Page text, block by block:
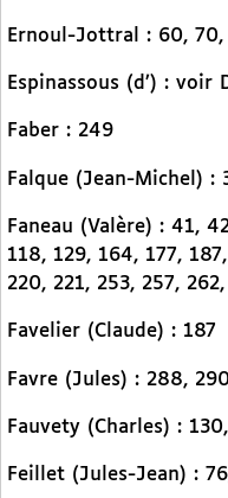
Ernoul-Jottral : 60, 70,
Espinassous (d’) : voir
Faber : 249
Falque (Jean-Michel) :
Faneau (Valère) : 41,
118, 129, 164, 177,
220, 221, 253, 257,
Favelier (Claude) : 187
Favre (Jules) : 288,
Fauvety (Charles) :
Feillet (Jules-Jean) :